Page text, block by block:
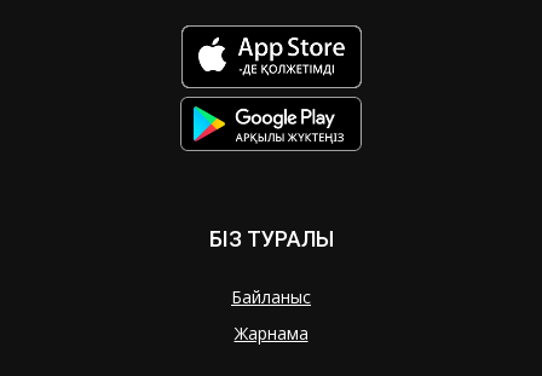
БІЗ ТУРАЛЫ
Байланыс
Жарнама